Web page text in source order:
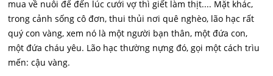
mua về nuôi để đến lúc cưới vợ thì giết làm thịt.... Mặt khác,
trong cảnh sống cô đơn, thui thủi nơi quê nghèo, lão hạc rất
quý con vàng, xem nó là một người bạn thân, một đứa con,
một đứa cháu yêu. Lão hạc thường nựng đó, gọi một cách trìu
mến: cậu vàng.